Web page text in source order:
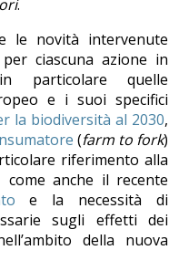
.
le novità intervenute
per ciascuna azione in
particolare quelle
e i suoi specifici
la biodiversità al 2030,
(farm to fork)
riferimento alla
come anche il recente
e la necessità di
sugli effetti dei
della nuova